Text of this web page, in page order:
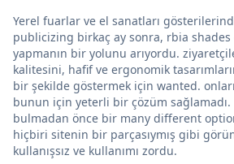
Yerel fuarlar ve el sanatları
publicizing birkaç ay sonra, rbia shades
yapmanın bir yolunu arıyordu.
kalitesini, hafif ve ergonomik
bir şekilde göstermek için wanted.
bunun için yeterli bir çözüm sağlamadı.
bulmadan önce bir many different
hiçbiri sitenin bir parçasıymış gibi
kullanışsız ve kullanımı zordu.